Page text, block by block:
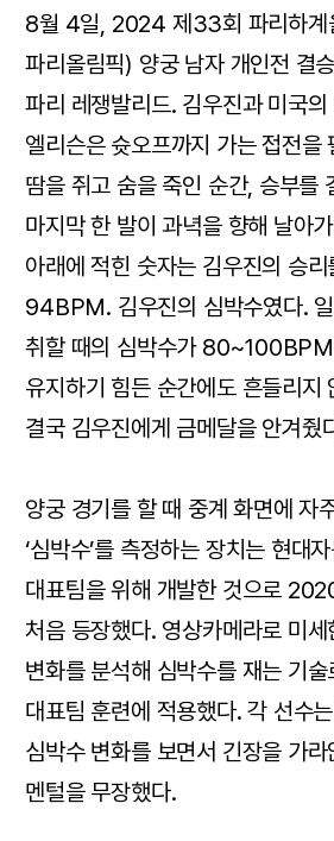
8월 4일, 2024 제33회 파리하계
파리올림픽) 양궁 남자 개인전 결
파리 레쟁발리드. 김우진과 미국
엘리슨은 슛오프까지 가는 접전을
땀을 쥐고 숨을 죽인 순간, 승부를
마지막 한 발이 과녁을 향해 날아
아래에 적힌 숫자는 김우진의 승
94BPM. 김우진의 심박수였다.
취할 때의 심박수가
유지하기 힘든 순간에도 흔들리지
결국 김우진에게 금메달을 안겨줬
양궁 경기를 할 때 중계 화면에 자
‘심박수’를 측정하는 장치는 현대
대표팀을 위해 개발한 것으로
처음 등장했다. 영상카메라로 미
변화를 분석해 심박수를 재는 기
대표팀 훈련에 적용했다. 각 선수
심박수 변화를 보면서 긴장을 가
멘털을 무장했다.